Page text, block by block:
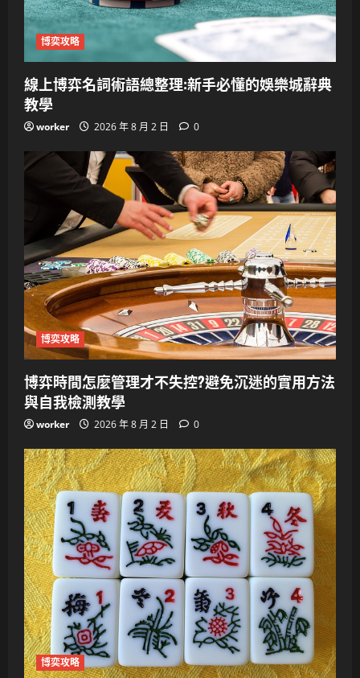
博奕攻略
線上博弈名詞術語總整理:新手必懂的娛樂城辭典
教學
worker 2026 年 8 月 2 日 0
博奕攻略
博弈時間怎麼管理才不失控?避免沉迷的實用方法
與自我檢測教學
worker 2026 年 8 月 2 日 0
博奕攻略